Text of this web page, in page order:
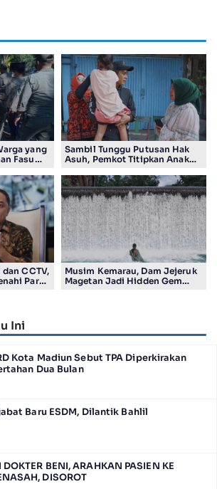
yang
Fasum
Sambil Tunggu Putusan Hak
Asuh, Pemkot Titipkan Anak
Aman Kota Surabaya
CCTV,
Parkir
Musim Kemarau, Dam Jejeruk
Magetan Jadi Hidden Gem
Ini
Kota Madiun Sebut TPA Diperkirakan
Dua Bulan
Baru ESDM, Dilantik Bahlil
DOKTER BENI, ARAHKAN PASIEN KE
DISOROT